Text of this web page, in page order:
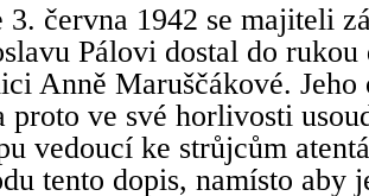
3. června 1942 se majiteli
Pálovi dostal do rukou
Anně Maruščákové. Jeho
proto ve své horlivosti
vedoucí ke strůjcům
tento dopis, namísto aby